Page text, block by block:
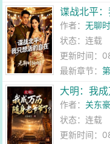
谍战北平
作者：无聊
状态：连载
更新时间：
最新章节：
大明：我成
作者： 关东
状态：连载
更新时间：